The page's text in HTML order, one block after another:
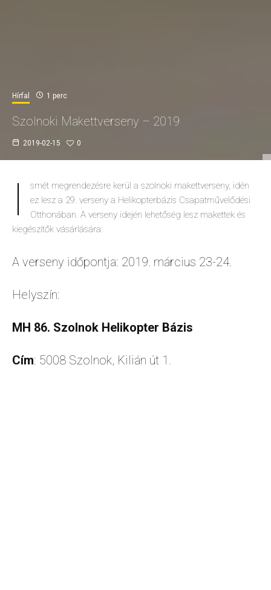
Hírfal 1 perc
Szolnoki Makettverseny – 2019
2019-02-15 0
I
smét megrendezésre kerül a szolnoki makettverseny, idén
ez lesz a 29. verseny a Helikopterbázis Csapatművelődési
Otthonában. A verseny idején lehetőség lesz makettek és
kiegészítők vásárlására:
A verseny időpontja: 2019. március 23-24.
Helyszín:
MH 86. Szolnok Helikopter Bázis
Cím: 5008 Szolnok, Kilián út 1.